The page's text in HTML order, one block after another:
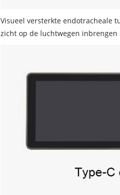
Visueel versterkte endotracheale
zicht op de luchtwegen